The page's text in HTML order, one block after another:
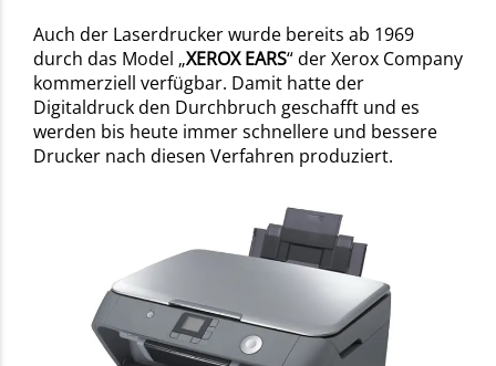
Auch der Laserdrucker wurde bereits ab 1969
durch das Model „XEROX EARS“ der Xerox Company
kommerziell verfügbar. Damit hatte der
Digitaldruck den Durchbruch geschafft und es
werden bis heute immer schnellere und bessere
Drucker nach diesen Verfahren produziert.